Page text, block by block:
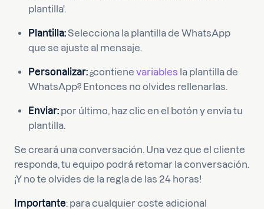
plantilla'.
Plantilla:Selecciona la plantilla de WhatsApp
que se ajuste al mensaje.
Personalizar:¿contiene variables la plantilla de
WhatsApp? Entonces no olvides rellenarlas.
Enviar: por último, haz clic en el botón y envía tu
plantilla.
Se creará una conversación. Una vez que el cliente
responda, tu equipo podrá retomar la conversación.
¡Y no te olvides de la regla de las 24 horas!
Importante: para cualquier coste adicional